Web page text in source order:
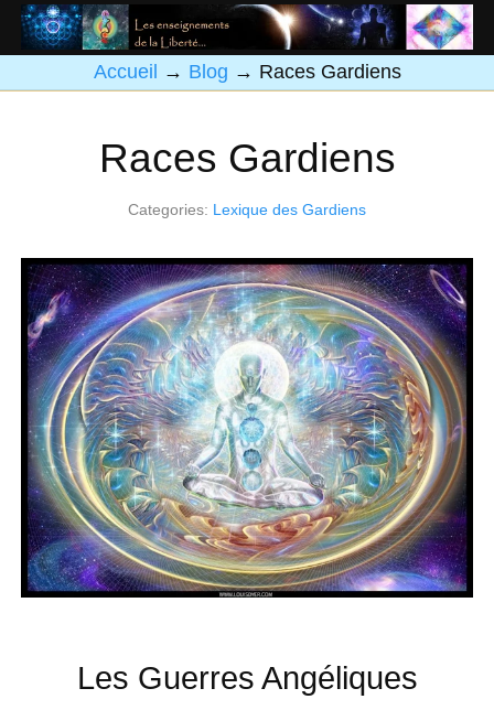
Accueil → Blog → Races Gardiens
Races Gardiens
Categories: Lexique des Gardiens
Les Guerres Angéliques